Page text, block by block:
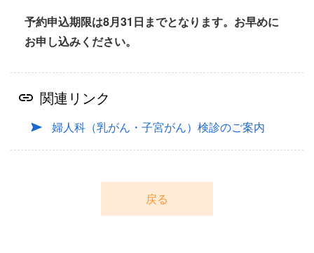
予約申込期限は8月31日までとなります。お早めに
お申し込みください。
関連リンク
婦人科（乳がん・子宮がん）検診のご案内
戻る